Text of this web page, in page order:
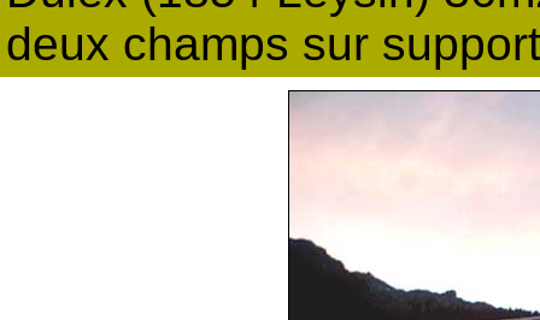
deux champs sur